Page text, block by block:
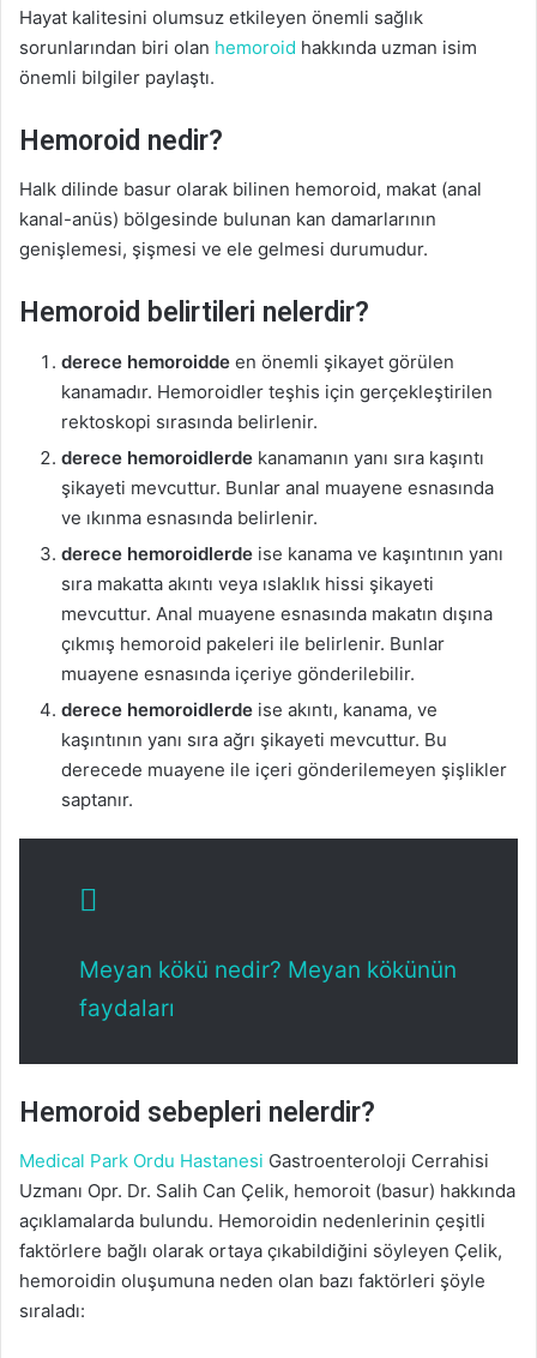
k
Hayat kalitesini olumsuz etkileyen önemli sağlık
sorunlarından biri olan hemoroid hakkında uzman isim
önemli bilgiler paylaştı.
Hemoroid nedir?
Halk dilinde basur olarak bilinen hemoroid, makat (anal
kanal-anüs) bölgesinde bulunan kan damarlarının
genişlemesi, şişmesi ve ele gelmesi durumudur.
Hemoroid belirtileri nelerdir?
derece hemoroidde en önemli şikayet görülen
kanamadır. Hemoroidler teşhis için gerçekleştirilen
rektoskopi sırasında belirlenir.
derece hemoroidlerde kanamanın yanı sıra kaşıntı
şikayeti mevcuttur. Bunlar anal muayene esnasında
ve ıkınma esnasında belirlenir.
derece hemoroidlerde ise kanama ve kaşıntının yanı
sıra makatta akıntı veya ıslaklık hissi şikayeti
mevcuttur. Anal muayene esnasında makatın dışına
çıkmış hemoroid pakeleri ile belirlenir. Bunlar
muayene esnasında içeriye gönderilebilir.
derece hemoroidlerde ise akıntı, kanama, ve
kaşıntının yanı sıra ağrı şikayeti mevcuttur. Bu
derecede muayene ile içeri gönderilemeyen şişlikler
saptanır.
Meyan kökü nedir? Meyan kökünün
faydaları
Hemoroid sebepleri nelerdir?
Medical Park Ordu Hastanesi Gastroenteroloji Cerrahisi
Uzmanı Opr. Dr. Salih Can Çelik, hemoroit (basur) hakkında
açıklamalarda bulundu. Hemoroidin nedenlerinin çeşitli
faktörlere bağlı olarak ortaya çıkabildiğini söyleyen Çelik,
hemoroidin oluşumuna neden olan bazı faktörleri şöyle
sıraladı: